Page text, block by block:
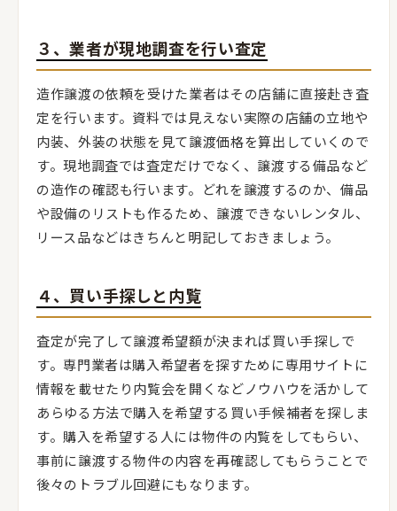
３、業者が現地調査を行い査定
造作譲渡の依頼を受けた業者はその店舗に直接赴き査
定を行います。資料では見えない実際の店舗の立地や
内装、外装の状態を見て譲渡価格を算出していくので
す。現地調査では査定だけでなく、譲渡する備品など
の造作の確認も行います。どれを譲渡するのか、備品
や設備のリストも作るため、譲渡できないレンタル、
リース品などはきちんと明記しておきましょう。
４、買い手探しと内覧
査定が完了して譲渡希望額が決まれば買い手探しで
す。専門業者は購入希望者を探すために専用サイトに
情報を載せたり内覧会を開くなどノウハウを活かして
あらゆる方法で購入を希望する買い手候補者を探しま
す。購入を希望する人には物件の内覧をしてもらい、
事前に譲渡する物件の内容を再確認してもらうことで
後々のトラブル回避にもなります。